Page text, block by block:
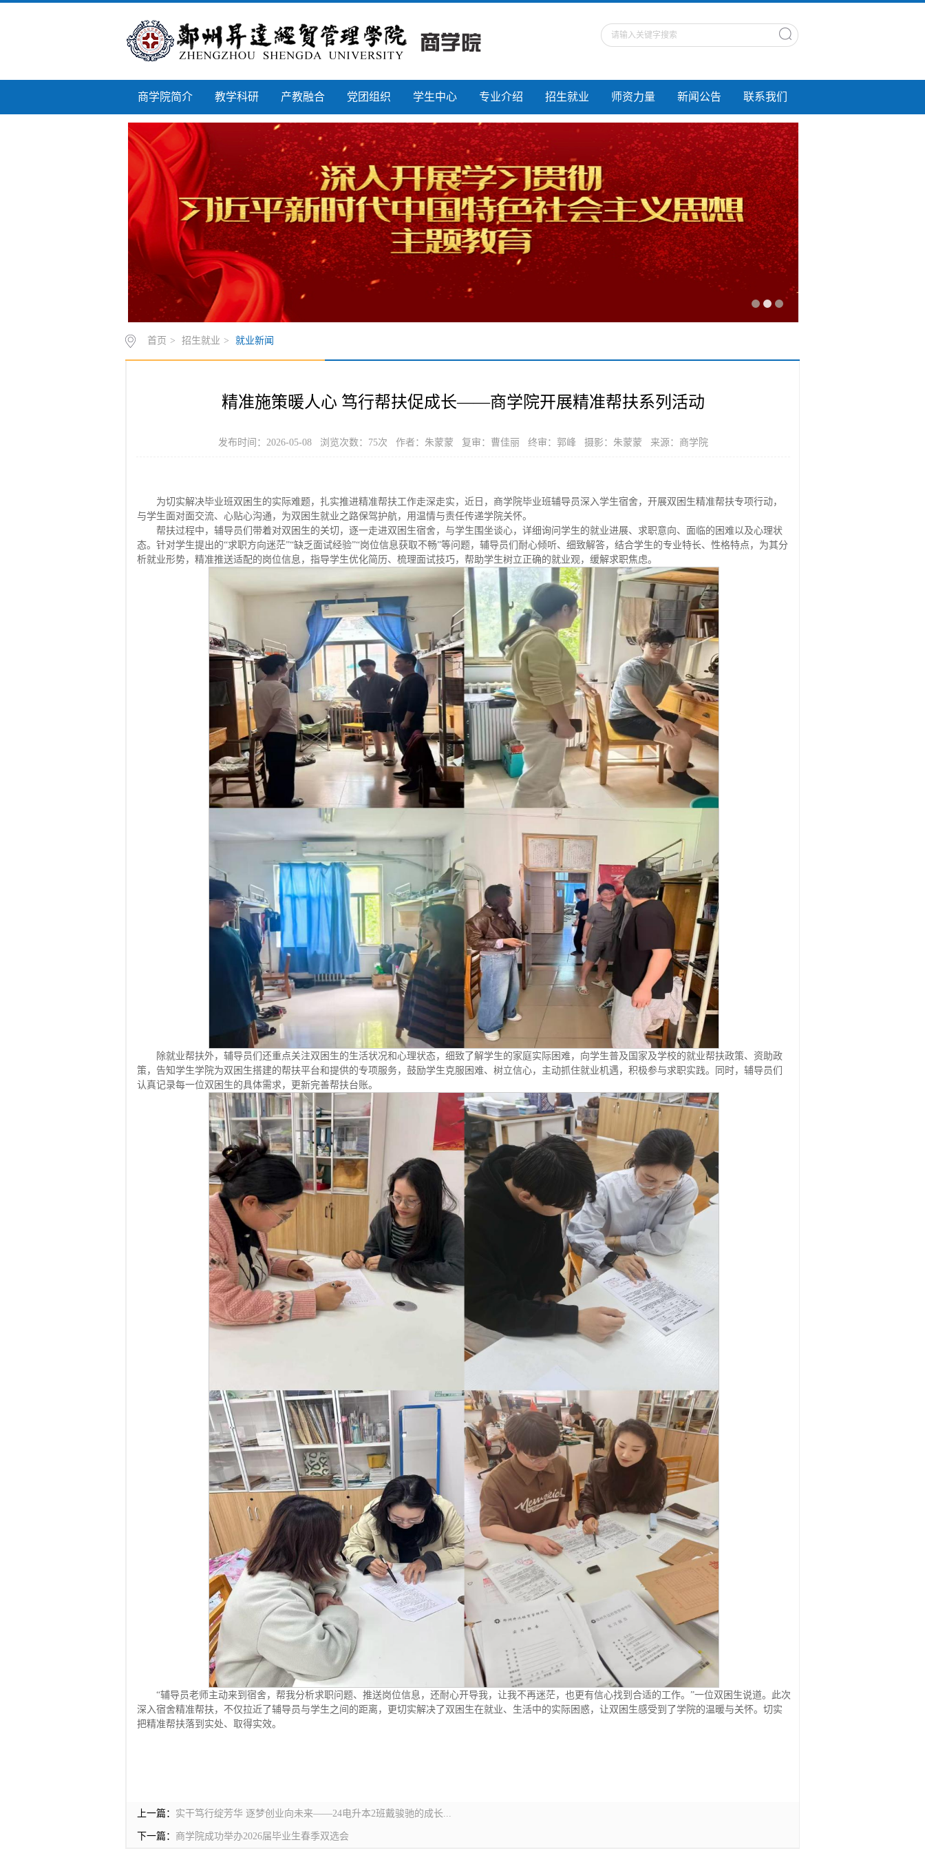
商学院简介 教学科研 产教融合 党团组织 学生中心 专业介绍 招生就业 师资力量 新闻公告 联系我们
首页 > 招生就业 > 就业新闻
精准施策暖人心 笃行帮扶促成长——商学院开展精准帮扶系列活动
发布时间：2026-05-08 浏览次数： 75次 作者：朱蒙蒙 复审：曹佳丽 终审：郭峰 摄影：朱蒙蒙 来源：商学院
为切实解决毕业班双困生的实际难题，扎实推进精准帮扶工作走深走实，近日，商学院毕业班辅导员深入学生宿舍，开展双困生精准帮扶专项行动，
与学生面对面交流、心贴心沟通，为双困生就业之路保驾护航，用温情与责任传递学院关怀。
帮扶过程中，辅导员们带着对双困生的关切，逐一走进双困生宿舍，与学生围坐谈心，详细询问学生的就业进展、求职意向、面临的困难以及心理状
态。针对学生提出的“求职方向迷茫”“缺乏面试经验”“岗位信息获取不畅”等问题，辅导员们耐心倾听、细致解答，结合学生的专业特长、性格特点，为其分
析就业形势，精准推送适配的岗位信息，指导学生优化简历、梳理面试技巧，帮助学生树立正确的就业观，缓解求职焦虑。
除就业帮扶外，辅导员们还重点关注双困生的生活状况和心理状态，细致了解学生的家庭实际困难，向学生普及国家及学校的就业帮扶政策、资助政
策，告知学生学院为双困生搭建的帮扶平台和提供的专项服务，鼓励学生克服困难、树立信心，主动抓住就业机遇，积极参与求职实践。同时，辅导员们
认真记录每一位双困生的具体需求，更新完善帮扶台账。
“辅导员老师主动来到宿舍，帮我分析求职问题、推送岗位信息，还耐心开导我，让我不再迷茫，也更有信心找到合适的工作。”一位双困生说道。此次
深入宿舍精准帮扶，不仅拉近了辅导员与学生之间的距离，更切实解决了双困生在就业、生活中的实际困惑，让双困生感受到了学院的温暖与关怀。切实
把精准帮扶落到实处、取得实效。
上一篇： 实干笃行绽芳华 逐梦创业向未来——24电升本2班戴骏驰的成长...
下一篇： 商学院成功举办2026届毕业生春季双选会